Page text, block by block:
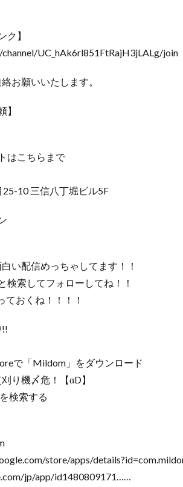
ク】
UC_hAk6rl851FtRajH3jLALg/join
お願いいたします。
】
はこちらまで
10 三信八丁堀ビル5F
い配信めっちゃしてます！！
検索してフォローしてね！！
ておくね！！！！
で「Mildom」をダウンロード
り機〆危！【αD】
検索する
store/apps/
jp/app/id1480809171……